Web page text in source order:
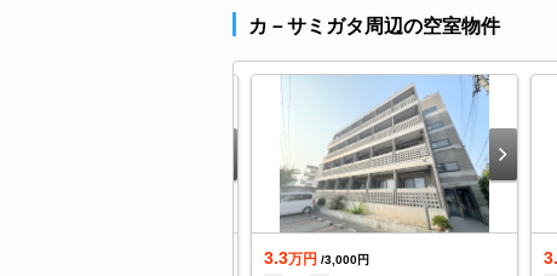
カ－サミガタ周辺の空室物件
3.3万円 /3,000円